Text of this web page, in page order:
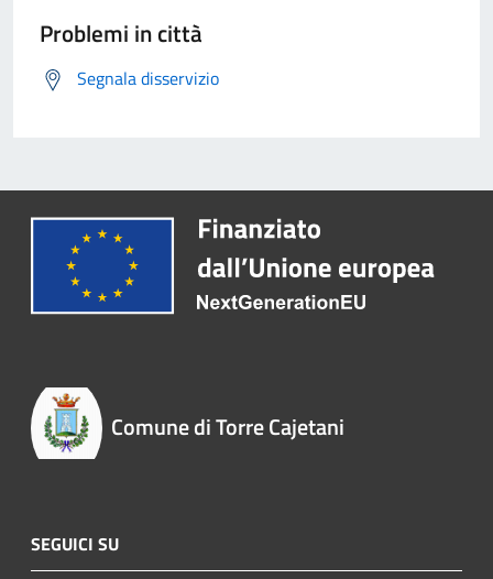
Problemi in città
Segnala disservizio
Comune di Torre Cajetani
SEGUICI SU